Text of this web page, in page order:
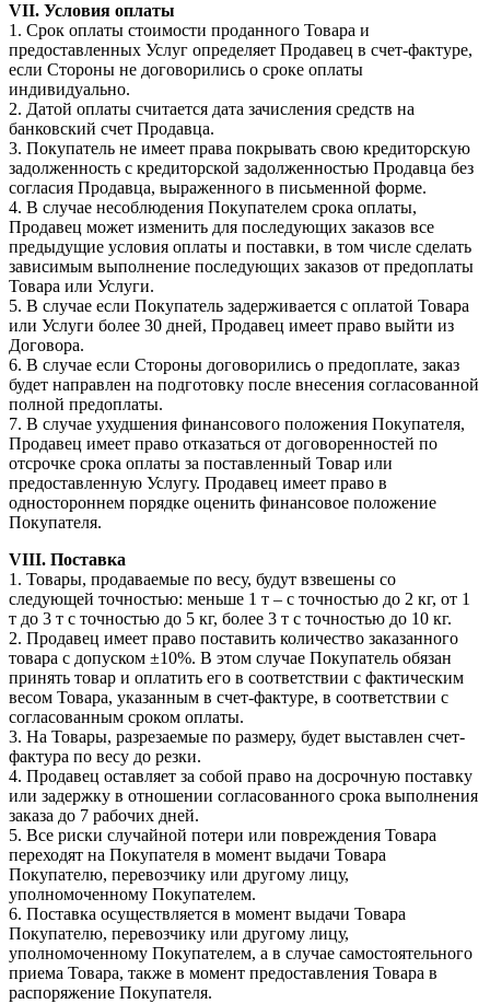
VII. Условия оплаты
1. Срок оплаты стоимости проданного Товара и
предоставленных Услуг определяет Продавец в счет-фактуре,
если Стороны не договорились о сроке оплаты
индивидуально.
2. Датой оплаты считается дата зачисления средств на
банковский счет Продавца.
3. Покупатель не имеет права покрывать свою кредиторскую
задолженность с кредиторской задолженностью Продавца без
согласия Продавца, выраженного в письменной форме.
4. В случае несоблюдения Покупателем срока оплаты,
Продавец может изменить для последующих заказов все
предыдущие условия оплаты и поставки, в том числе сделать
зависимым выполнение последующих заказов от предоплаты
Товара или Услуги.
5. В случае если Покупатель задерживается с оплатой Товара
или Услуги более 30 дней, Продавец имеет право выйти из
Договора.
6. В случае если Стороны договорились о предоплате, заказ
будет направлен на подготовку после внесения согласованной
полной предоплаты.
7. В случае ухудшения финансового положения Покупателя,
Продавец имеет право отказаться от договоренностей по
отсрочке срока оплаты за поставленный Товар или
предоставленную Услугу. Продавец имеет право в
одностороннем порядке оценить финансовое положение
Покупателя.
VIII. Поставка
1. Товары, продаваемые по весу, будут взвешены со
следующей точностью: меньше 1 т – с точностью до 2 кг, от 1
т до 3 т с точностью до 5 кг, более 3 т с точностью до 10 кг.
2. Продавец имеет право поставить количество заказанного
товара с допуском ±10%. В этом случае Покупатель обязан
принять товар и оплатить его в соответствии с фактическим
весом Товара, указанным в счет-фактуре, в соответствии с
согласованным сроком оплаты.
3. На Товары, разрезаемые по размеру, будет выставлен счет-
фактура по весу до резки.
4. Продавец оставляет за собой право на досрочную поставку
или задержку в отношении согласованного срока выполнения
заказа до 7 рабочих дней.
5. Все риски случайной потери или повреждения Товара
переходят на Покупателя в момент выдачи Товара
Покупателю, перевозчику или другому лицу,
уполномоченному Покупателем.
6. Поставка осуществляется в момент выдачи Товара
Покупателю, перевозчику или другому лицу,
уполномоченному Покупателем, а в случае самостоятельного
приема Товара, также в момент предоставления Товара в
распоряжение Покупателя.